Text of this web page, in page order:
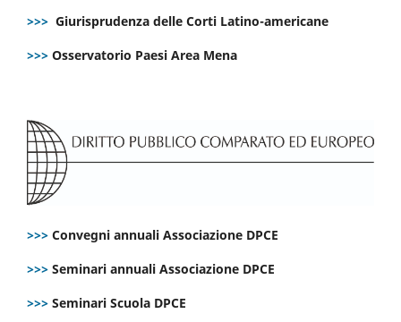
>>> Giurisprudenza delle Corti Latino-americane
>>> Osservatorio Paesi Area Mena
>>> Convegni annuali Associazione DPCE
>>> Seminari annuali Associazione DPCE
>>> Seminari Scuola DPCE